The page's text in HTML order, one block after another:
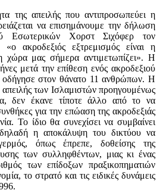
της απειλής που αντιπροσωπεύει η
να επισημάνουμε την δήλωση
Εσωτερικών Χορστ Σιχόφερ τον
ακροδεξιός εξτρεμισμός είναι η
χώρα μας σήμερα αντιμετωπίζει». Η
μετά την επίθεση ενός ακροδεξιού
στον θάνατο 11 ανθρώπων. Η
των Ισλαμιστών προηγουμένως
δεν έκανε τίποτε άλλο από το να
για την επώαση της ακροδεξιάς
Το ίδιο θα συνεχίσει να συμβαίνει
η αποκάλυψη του δικτύου να
όπως έπρεπε, δοθείσης της
των συλληφθέντων, μιας κι ένας
των επίδοξων πραξικοπηματιών
το στρατό και τις ειδικές δυνάμεις